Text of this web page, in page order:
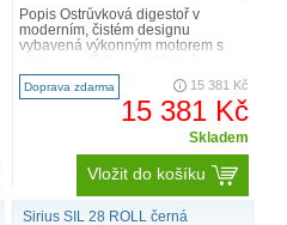
Popis Ostrůvková digestoř v
moderním, čistém designu
vybavená výkonným motorem s
energie. TIP: digestoř lze
bezdrátov..
Doprava zdarma 15 381 Kč
15 381 Kč
Skladem
Vložit do košíku
Sirius SIL 28 ROLL černá